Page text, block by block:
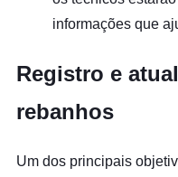
informações que
Registro e
rebanhos
Um dos principais